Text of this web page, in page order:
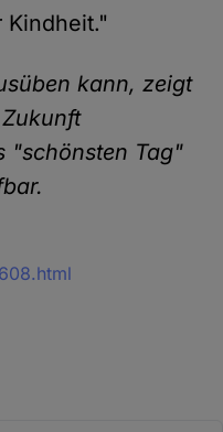
Kindheit."
kann, zeigt
"schönsten Tag"